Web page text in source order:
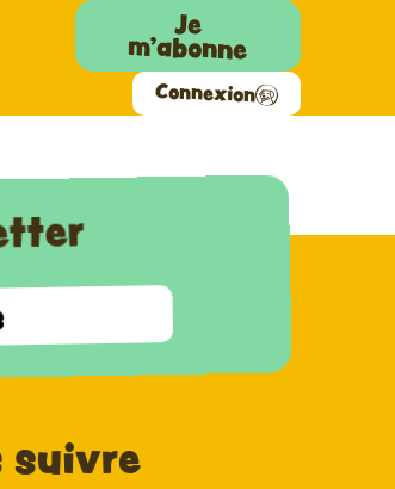
Je
m'abonne
Connexion
suivre